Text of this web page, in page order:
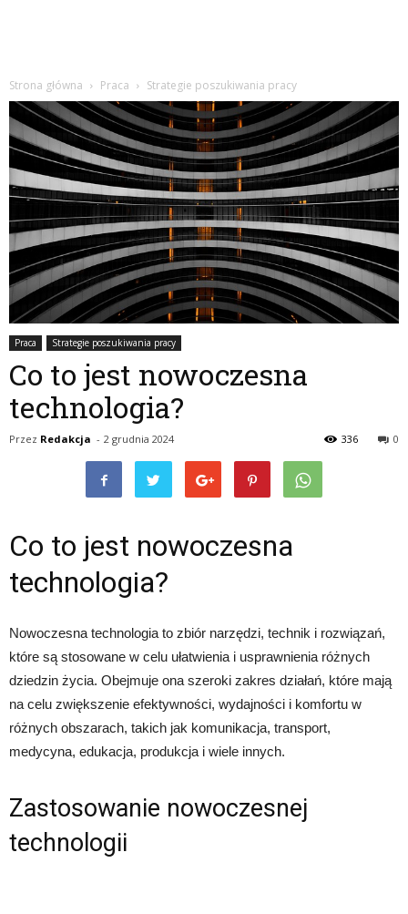
Strona główna Praca Strategie poszukiwania pracy
Praca Strategie poszukiwania pracy
Co to jest nowoczesna
technologia?
Przez Redakcja - 2 grudnia 2024 0
336
Co to jest nowoczesna
technologia?
Nowoczesna technologia to zbiór narzędzi, technik i rozwiązań,
które są stosowane w celu ułatwienia i usprawnienia różnych
dziedzin życia. Obejmuje ona szeroki zakres działań, które mają
na celu zwiększenie efektywności, wydajności i komfortu w
różnych obszarach, takich jak komunikacja, transport,
medycyna, edukacja, produkcja i wiele innych.
Zastosowanie nowoczesnej
technologii